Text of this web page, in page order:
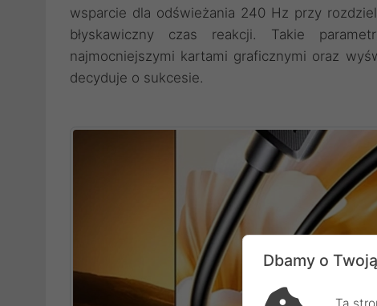
wsparcie dla odświeżania 240 Hz przy
błyskawiczny czas reakcji. Takie
najmocniejszymi kartami graficznymi oraz
decyduje o sukcesie.
Dbamy o